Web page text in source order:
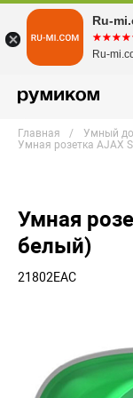
Главная Умный
Умная розетка AJAX
Умная
белый)
21802EAC
Ru-
Ru-